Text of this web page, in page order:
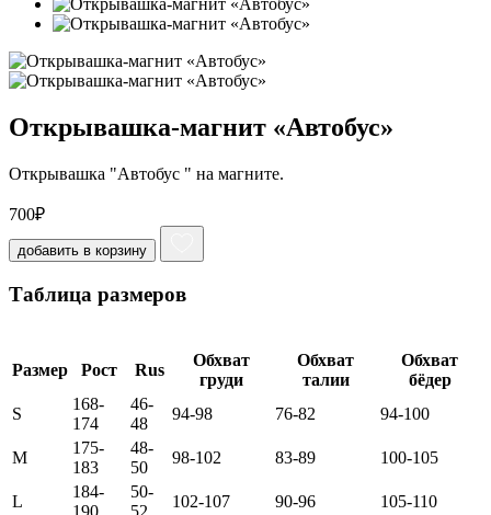
Открывашка-магнит «Автобус»‎
Открывашка "Автобус " на магните.
700₽
добавить в корзину
Таблица размеров
Размер Рост Rus
Обхват
груди
Обхват
талии
Обхват
бёдер
S
168-
174
46-
48
94-98 76-82 94-100
M
175-
183
48-
50
98-102 83-89 100-105
L
184-
190
50-
52
102-107 90-96 105-110